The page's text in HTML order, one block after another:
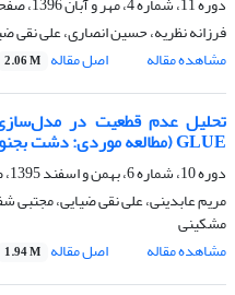
فرزانه نظریه، حسین انصاری، علی نقی
مشاهده مقاله
اصل مقاله 2.06 M
تحلیل عدم قطعیت در
GLUE (مطالعه موردی: دشت بجنورد)
دوره 10، شماره 6، بهمن و اسفند 1395، صفحه
مریم عابدینی، علی نقی ضیایی، مجتبی
مشکینی
مشاهده مقاله
اصل مقاله 1.94 M